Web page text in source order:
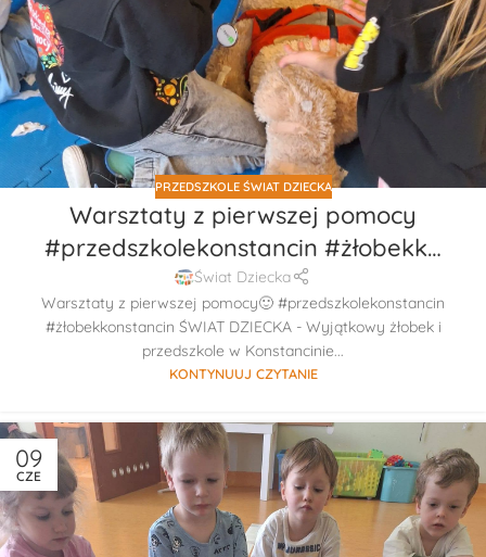
PRZEDSZKOLE ŚWIAT DZIECKA
Warsztaty z pierwszej pomocy
#przedszkolekonstancin #żłobekk…
Świat Dziecka
Warsztaty z pierwszej pomocy🙂 #przedszkolekonstancin
#żłobekkonstancin ŚWIAT DZIECKA - Wyjątkowy żłobek i
przedszkole w Konstancinie...
KONTYNUUJ CZYTANIE
09
CZE